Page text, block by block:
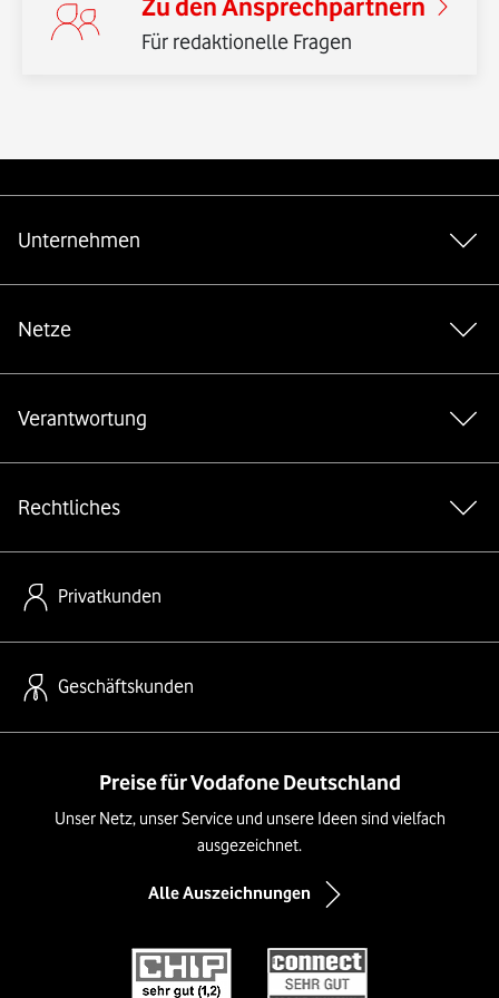
Zu den Ansprechpartnern
Für redaktionelle Fragen
Unternehmen
Netze
Verantwortung
Rechtliches
Privatkunden
Geschäftskunden
Preise für Vodafone Deutschland
Unser Netz, unser Service und unsere Ideen sind vielfach
ausgezeichnet.
Alle Auszeichnungen